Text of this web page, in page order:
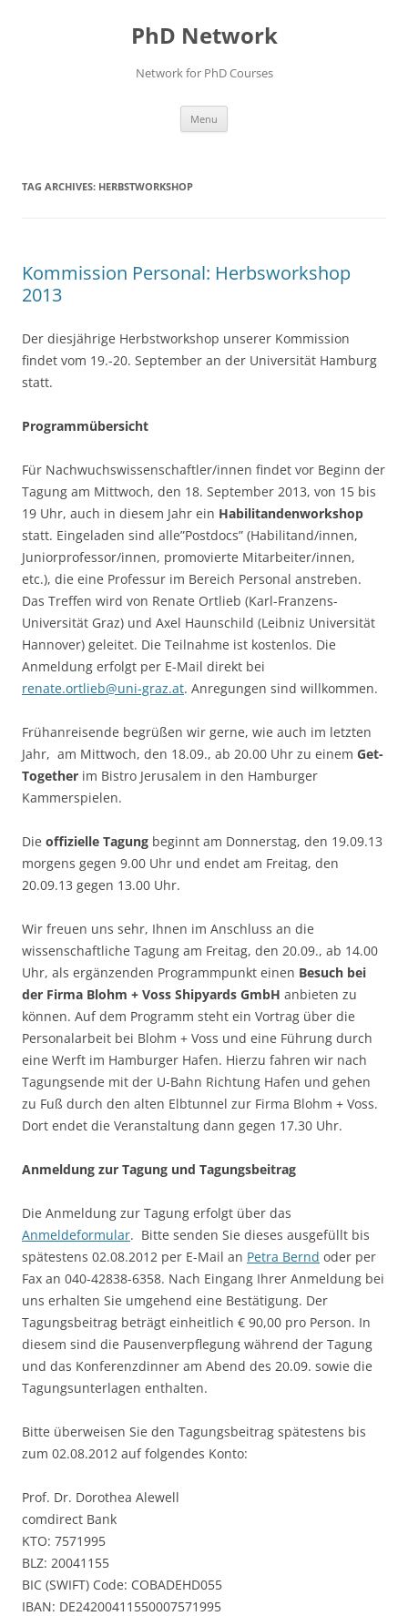
PhD Network
Network for PhD Courses
Menu
TAG ARCHIVES: HERBSTWORKSHOP
Kommission Personal: Herbsworkshop
2013
Der diesjährige Herbstworkshop unserer Kommission
findet vom 19.-20. September an der Universität Hamburg
statt.
Programmübersicht
Für Nachwuchswissenschaftler/innen findet vor Beginn der
Tagung am Mittwoch, den 18. September 2013, von 15 bis
19 Uhr, auch in diesem Jahr ein Habilitandenworkshop
statt. Eingeladen sind alle”Postdocs” (Habilitand/innen,
Juniorprofessor/innen, promovierte Mitarbeiter/innen,
etc.), die eine Professur im Bereich Personal anstreben.
Das Treffen wird von Renate Ortlieb (Karl-Franzens-
Universität Graz) und Axel Haunschild (Leibniz Universität
Hannover) geleitet. Die Teilnahme ist kostenlos. Die
Anmeldung erfolgt per E-Mail direkt bei
renate.ortlieb@uni-graz.at. Anregungen sind willkommen.
Frühanreisende begrüßen wir gerne, wie auch im letzten
Jahr, am Mittwoch, den 18.09., ab 20.00 Uhr zu einem Get-
Together im Bistro Jerusalem in den Hamburger
Kammerspielen.
Die offizielle Tagung beginnt am Donnerstag, den 19.09.13
morgens gegen 9.00 Uhr und endet am Freitag, den
20.09.13 gegen 13.00 Uhr.
Wir freuen uns sehr, Ihnen im Anschluss an die
wissenschaftliche Tagung am Freitag, den 20.09., ab 14.00
Uhr, als ergänzenden Programmpunkt einen Besuch bei
der Firma Blohm + Voss Shipyards GmbH anbieten zu
können. Auf dem Programm steht ein Vortrag über die
Personalarbeit bei Blohm + Voss und eine Führung durch
eine Werft im Hamburger Hafen. Hierzu fahren wir nach
Tagungsende mit der U-Bahn Richtung Hafen und gehen
zu Fuß durch den alten Elbtunnel zur Firma Blohm + Voss.
Dort endet die Veranstaltung dann gegen 17.30 Uhr.
Anmeldung zur Tagung und Tagungsbeitrag
Die Anmeldung zur Tagung erfolgt über das
Anmeldeformular. Bitte senden Sie dieses ausgefüllt bis
spätestens 02.08.2012 per E-Mail an Petra Bernd oder per
Fax an 040-42838-6358. Nach Eingang Ihrer Anmeldung bei
uns erhalten Sie umgehend eine Bestätigung. Der
Tagungsbeitrag beträgt einheitlich € 90,00 pro Person. In
diesem sind die Pausenverpflegung während der Tagung
und das Konferenzdinner am Abend des 20.09. sowie die
Tagungsunterlagen enthalten.
Bitte überweisen Sie den Tagungsbeitrag spätestens bis
zum 02.08.2012 auf folgendes Konto:
Prof. Dr. Dorothea Alewell
comdirect Bank
KTO: 7571995
BLZ: 20041155
BIC (SWIFT) Code: COBADEHD055
IBAN: DE24200411550007571995